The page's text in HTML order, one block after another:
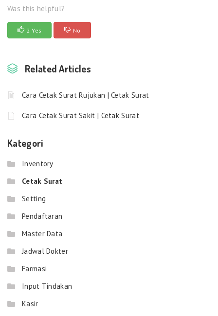
Was this helpful?
2 Yes No
Related Articles
Cara Cetak Surat Rujukan | Cetak Surat
Cara Cetak Surat Sakit | Cetak Surat
Kategori
Inventory
Cetak Surat
Setting
Pendaftaran
Master Data
Jadwal Dokter
Farmasi
Input Tindakan
Kasir